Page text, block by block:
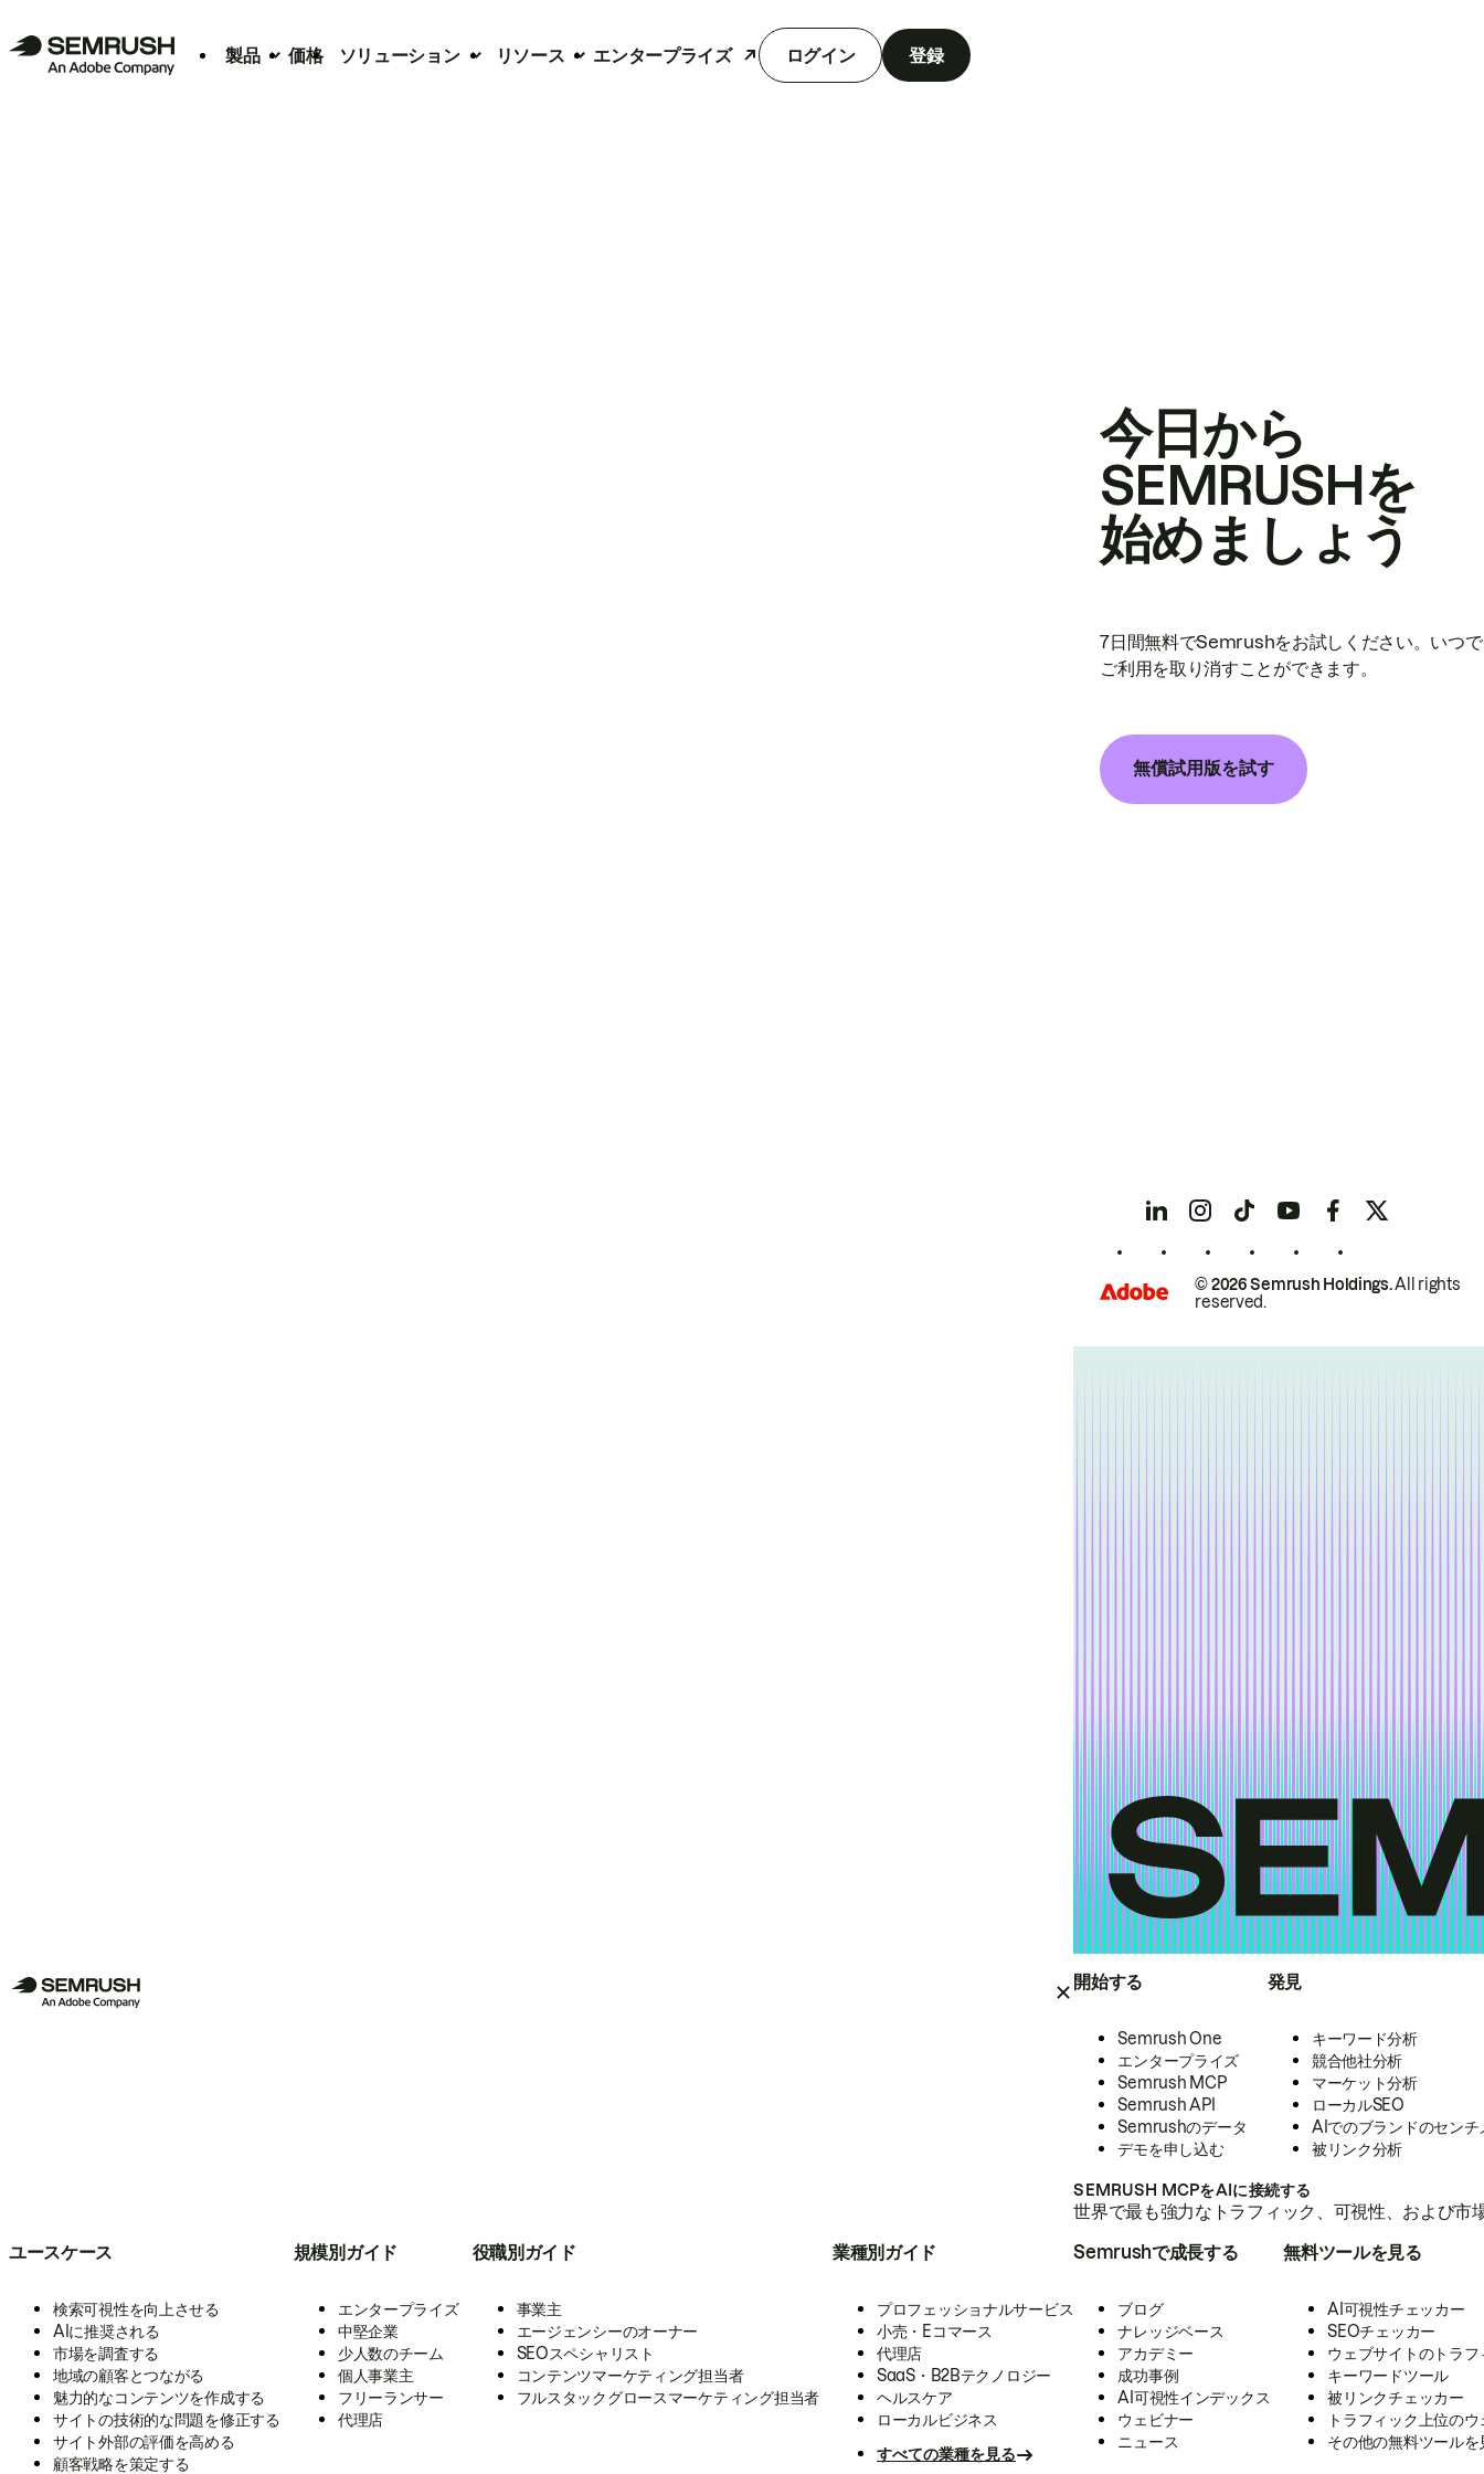
製品 価格 ソリューション リソース エンタープライズ ログイン 登録
開始する
Semrush One
エンタープライズ
Semrush MCP
Semrush API
Semrushのデータ
デモを申し込む
発見
キーワード分析
競合他社分析
マーケット分析
ローカルSEO
AIでのブランドのセンチ
被リンク分析
SEMRUSH MCPをAIに接続する
世界で最も強力なトラフィック、可視性、および
ユースケース
検索可視性を向上させる
AIに推奨される
市場を調査する
地域の顧客とつながる
魅力的なコンテンツを作成する
サイトの技術的な問題を修正する
サイト外部の評価を高める
顧客戦略を策定する
規模別ガイド
エンタープライズ
中堅企業
少人数のチーム
個人事業主
フリーランサー
代理店
役職別ガイド
事業主
エージェンシーのオーナー
SEOスペシャリスト
コンテンツマーケティング担当者
フルスタックグロースマーケティング担当者
業種別ガイド
プロフェッショナルサービス
小売・Eコマース
代理店
SaaS・B2Bテクノロジー
ヘルスケア
ローカルビジネス
すべての業種を見る
Semrushで成長する
ブログ
ナレッジベース
アカデミー
成功事例
AI可視性インデックス
ウェビナー
ニュース
無料ツールを見る
AI可視性チェッカー
SEOチェッカー
ウェブサイトのトラ
キーワードツール
被リンクチェッカー
トラフィック上位の
その他の無料ツールを
今日から
SEMRUSHを
始めましょう
7日間無料でSemrushをお試しください。いつ
ご利用を取り消すことができます。
無償試用版を試す
© 2026 Semrush Holdings.All rights
reserved.